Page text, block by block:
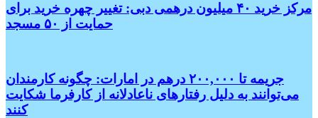
مرکز خرید ۴۰ میلیون درهمی دبی: تغییر چهره خرید برای
حمایت از ۵۰ مسجد
جریمه تا ۲۰۰,۰۰۰ درهم در امارات: چگونه کارمندان
می‌توانند به دلیل رفتارهای ناعادلانه از کارفرما شکایت
کنند